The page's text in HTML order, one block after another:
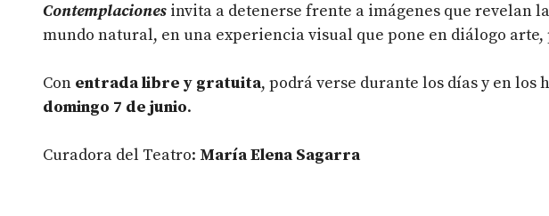
Contemplaciones invita a detenerse frente a imágenes que revelan
mundo natural, en una experiencia visual que pone en diálogo arte,
Con entrada libre y gratuita, podrá verse durante los días y en los
domingo 7 de junio.
Curadora del Teatro: María Elena Sagarra